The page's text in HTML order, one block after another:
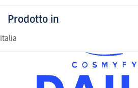
Prodotto in
Italia